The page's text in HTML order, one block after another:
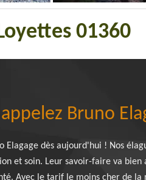
01360
Bruno
Elagage dès aujourd'hui ! Nos
et soin. Leur savoir-faire va bien
Avec le tarif le moins cher de la